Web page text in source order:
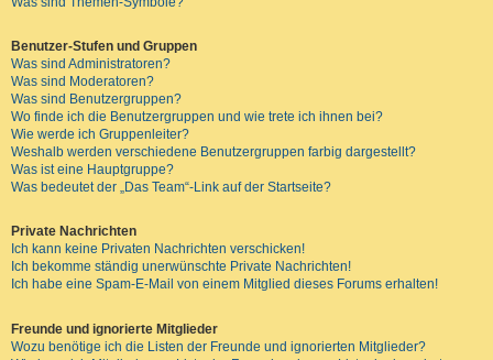
Benutzer-Stufen und Gruppen
Was sind Administratoren?
Was sind Moderatoren?
Was sind Benutzergruppen?
Wo finde ich die Benutzergruppen und wie trete ich ihnen bei?
Wie werde ich Gruppenleiter?
Weshalb werden verschiedene Benutzergruppen farbig dargestellt?
Was ist eine Hauptgruppe?
Was bedeutet der „Das Team“-Link auf der Startseite?
Private Nachrichten
Ich kann keine Privaten Nachrichten verschicken!
Ich bekomme ständig unerwünschte Private Nachrichten!
Ich habe eine Spam-E-Mail von einem Mitglied dieses Forums erhalten!
Freunde und ignorierte Mitglieder
Wozu benötige ich die Listen der Freunde und ignorierten Mitglieder?